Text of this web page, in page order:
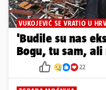
VUKOJEVIĆ SE VRATIO U
'Budile su nas
Bogu, tu sam,
22